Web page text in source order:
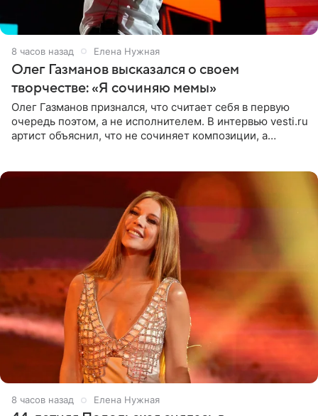
8 часов назад Елена Нужная
Олег Газманов высказался о своем
творчестве: «Я сочиняю мемы»
Олег Газманов признался, что считает себя в первую
очередь поэтом, а не исполнителем. В интервью vesti.ru
артист объяснил, что не сочиняет композиции, а
8 часов назад Елена Нужная